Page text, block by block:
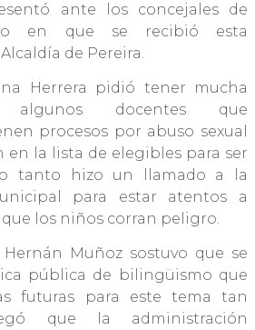
ante los concejales de
en que se recibió esta
de Pereira.
Herrera pidió tener mucha
docentes que
procesos por abuso sexual
en la lista de elegibles para ser
tanto hizo un llamado a la
para estar atentos a
que los niños corran peligro.
Muñoz sostuvo que se
pública de bilingüismo que
futuras para este tema tan
que la administración